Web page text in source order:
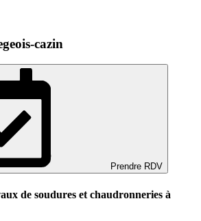
cazin
Prendre RDV
de soudures et chaudronneries à